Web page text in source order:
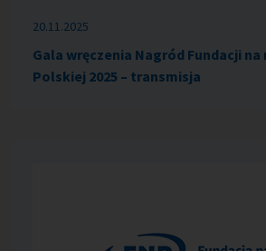
20.11.2025
Gala wręczenia Nagród Fundacji na
Polskiej 2025 – transmisja